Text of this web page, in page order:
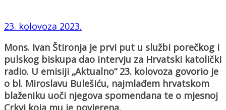
23. kolovoza 2023.
Mons. Ivan Štironja je prvi put u službi porečkog i
pulskog biskupa dao intervju za Hrvatski katolički
radio. U emisiji „Aktualno“ 23. kolovoza govorio je
o bl. Miroslavu Bulešiću, najmlađem hrvatskom
blaženiku uoči njegova spomendana te o mjesnoj
Crkvi koja mu je povjerena.